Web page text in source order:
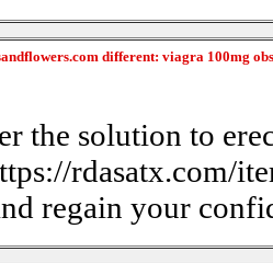
different: viagra 100mg
the solution to
rdasatx.com/
regain your